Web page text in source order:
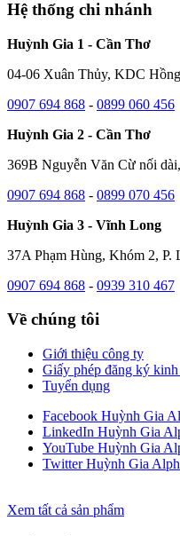
Hệ thống chi nhánh
Huỳnh Gia 1 - Cần Thơ
04-06 Xuân Thủy, KDC
0907 694 868 - 0899 060 456
Huỳnh Gia 2 - Cần Thơ
369B Nguyễn Văn Cừ nối
0907 694 868 - 0899 070 456
Huỳnh Gia 3 - Vĩnh Long
37A Phạm Hùng, Khóm 2, P.
0907 694 868 - 0939 310 467
Về chúng tôi
Giới thiệu công ty
Giấy phép đăng ký kinh
Tuyển dụng
Facebook Huỳnh Gia
LinkedIn Huỳnh Gia
YouTube Huỳnh Gia
Twitter Huỳnh Gia
Xem tất cả sản phẩm